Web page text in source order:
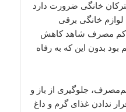
خانگی ضرورت دارد
خانگی برقی
کم مصرف شاهد کاهش
بدون این که به رفاه
جلوگیری از باز و
ندادن غذای گرم و داغ